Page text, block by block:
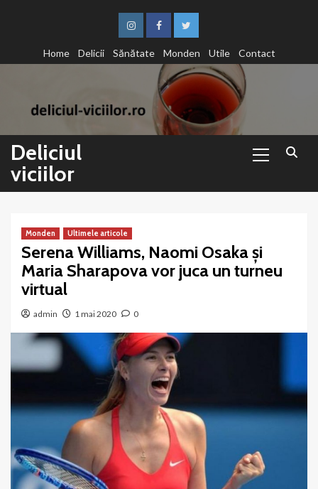
InstagramFacebookTwitter
Home
Delicii Sănătate Monden Utile Contact
Deliciul
viciilor
Menu
Monden Ultimele articole
Serena Williams, Naomi Osaka și
Maria Sharapova vor juca un turneu
virtual
admin 1 mai 2020 0